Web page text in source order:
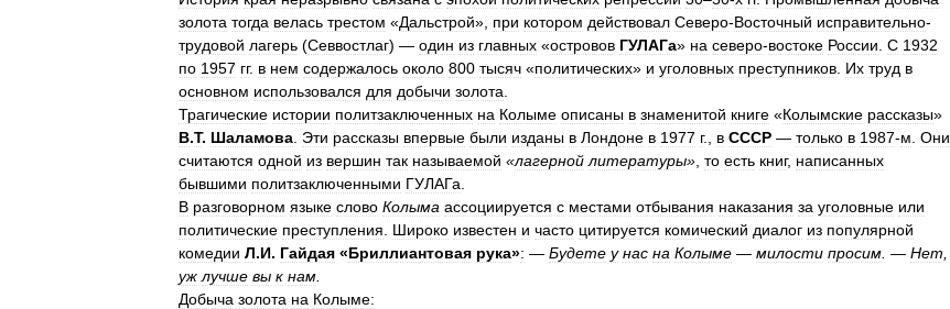
золота тогда велась трестом «Дальстрой», при котором действовал Северо-Восточный исправительно-
трудовой лагерь (Севвостлаг) — один из главных «островов ГУЛАГа» на северо-востоке России С 1932
по 1957 гг. в нем содержалось около 800 тысяч «политических» и уголовных преступников Их труд в
основном использовался для добычи золота
Трагические истории политзаключенных на Колыме описаны в знаменитой книге «Колымские рассказы»
В.Т. Шаламова Эти рассказы впервые были изданы в Лондоне в 1977 г., в СССР — только в 1987-м Они
считаются одной из вершин так называемой «лагерной литературы» то есть книг, написанных
бывшими политзаключенными ГУЛАГа
В разговорном языке слово Колыма ассоциируется с местами отбывания наказания за уголовные или
политические преступления Широко известен и часто цитируется комический диалог из популярной
комедии Л.И. Гайдая «Бриллиантовая рука»: — Будете у нас на Колыме — милости просим — Нет
уж лучше вы к нам
Добыча золота на Колыме: